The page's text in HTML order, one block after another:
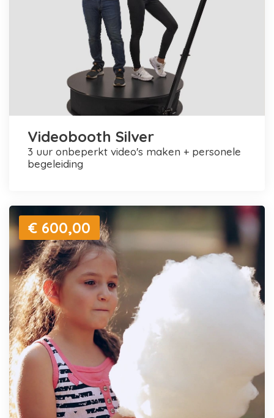
Videobooth Silver
3 uur onbeperkt video's maken + personele
begeleiding
€ 600,00